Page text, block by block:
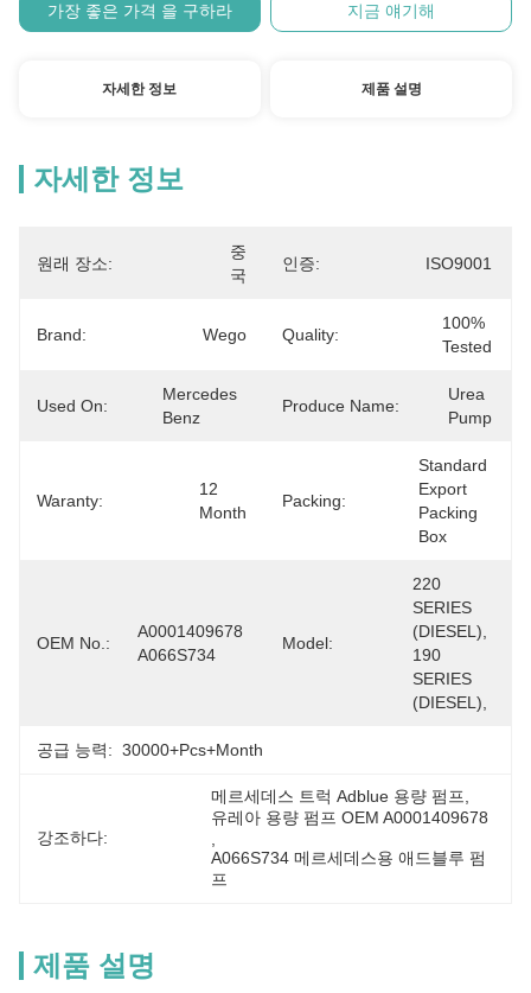
가장 좋은 가격 을 구하라 지금 얘기해
자세한 정보 제품 설명
자세한 정보
원래 장소:
중
국
인증: ISO9001
Brand: Wego Quality:
100%
Tested
Used On:
Mercedes
Benz
Produce Name:
Urea
Pump
Waranty:
12
Month
Packing:
Standard
Export
Packing
Box
OEM No.:
A0001409678
A066S734
Model:
220
SERIES
(DIESEL),
190
SERIES
(DIESEL),
공급 능력: 30000+Pcs+Month
강조하다:
메르세데스 트럭 Adblue 용량 펌프
유레아 용량 펌프 OEM A0001409678
A066S734 메르세데스용 애드블루 펌
프
제품 설명